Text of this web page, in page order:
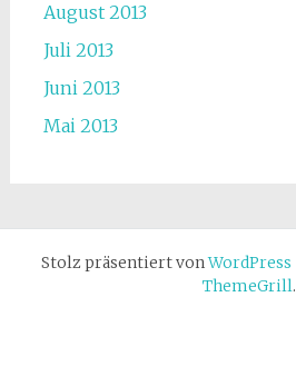
August 2013
Juli 2013
Juni 2013
Mai 2013
Stolz präsentiert vonWordPress
ThemeGrill.